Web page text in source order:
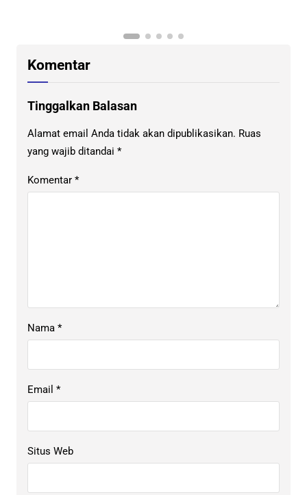
Komentar
Tinggalkan Balasan
Alamat email Anda tidak akan dipublikasikan. Ruas
yang wajib ditandai *
Komentar *
Nama *
Email *
Situs Web